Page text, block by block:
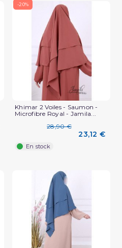
-20%
Khimar 2 Voiles - Saumon -
Microfibre Royal - Jamila...
28,90 €
23,12 €
En stock